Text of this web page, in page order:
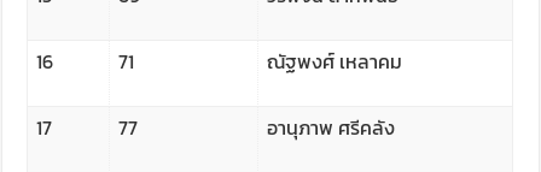
16 71 ณัฐพงศ์ เหลาคม
17 77 อานุภาพ ศรีคลัง